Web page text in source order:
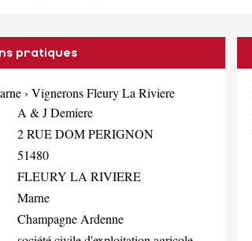
pratiques
› Vignerons Fleury La Riviere
A & J Demiere
2 RUE DOM PERIGNON
51480
FLEURY LA RIVIERE
Marne
Champagne Ardenne